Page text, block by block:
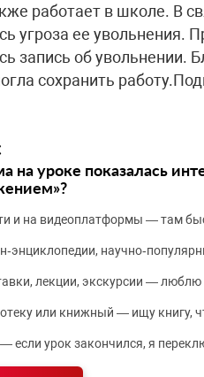
работает в школе. В
угроза ее увольнения.
запись об
сохранить
на уроке показалась
и на видеоплатформы — там
лекции, экскурсии —
или книжный — ищу книгу,
если урок закончился, я